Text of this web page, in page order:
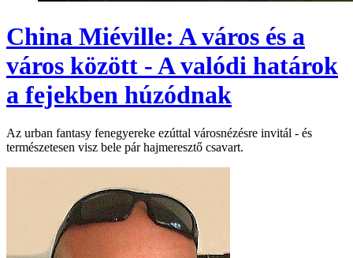
China Miéville: A város és a
város között - A valódi határok
a fejekben húzódnak
Az urban fantasy fenegyereke ezúttal városnézésre invitál - és
természetesen visz bele pár hajmeresztő csavart.